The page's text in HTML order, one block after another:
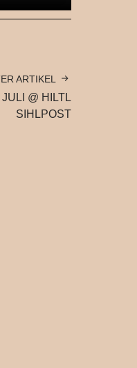
ARTIKEL
@ HILTL
SIHLPOST